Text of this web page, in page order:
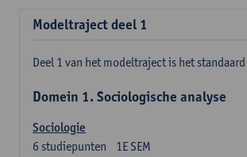
Modeltraject deel 1
Deel 1 van het modeltraject is het
Domein 1. Sociologische analyse
Sociologie
1E SEM
6 studiepunten